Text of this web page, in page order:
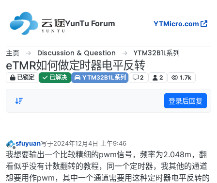
YunTu Forum
YTMicro.com
主页 Discussion & Question YTM32B1L系列
eTMR如何做定时器电平反转
已锁定 已解决 YTM32B1L系列 2 2 1.7k
登录后回复
离线
sfuyuan写于2024年12月4日 上午9:46
最后由 编辑
我想要输出一个比较精细的pwm信号，频率为2.048m，翻
看似乎没有计数翻转的教程，同一个定时器，我其他的通道
想要用作pwm，其中一个通道需要用这种定时器电平反转的